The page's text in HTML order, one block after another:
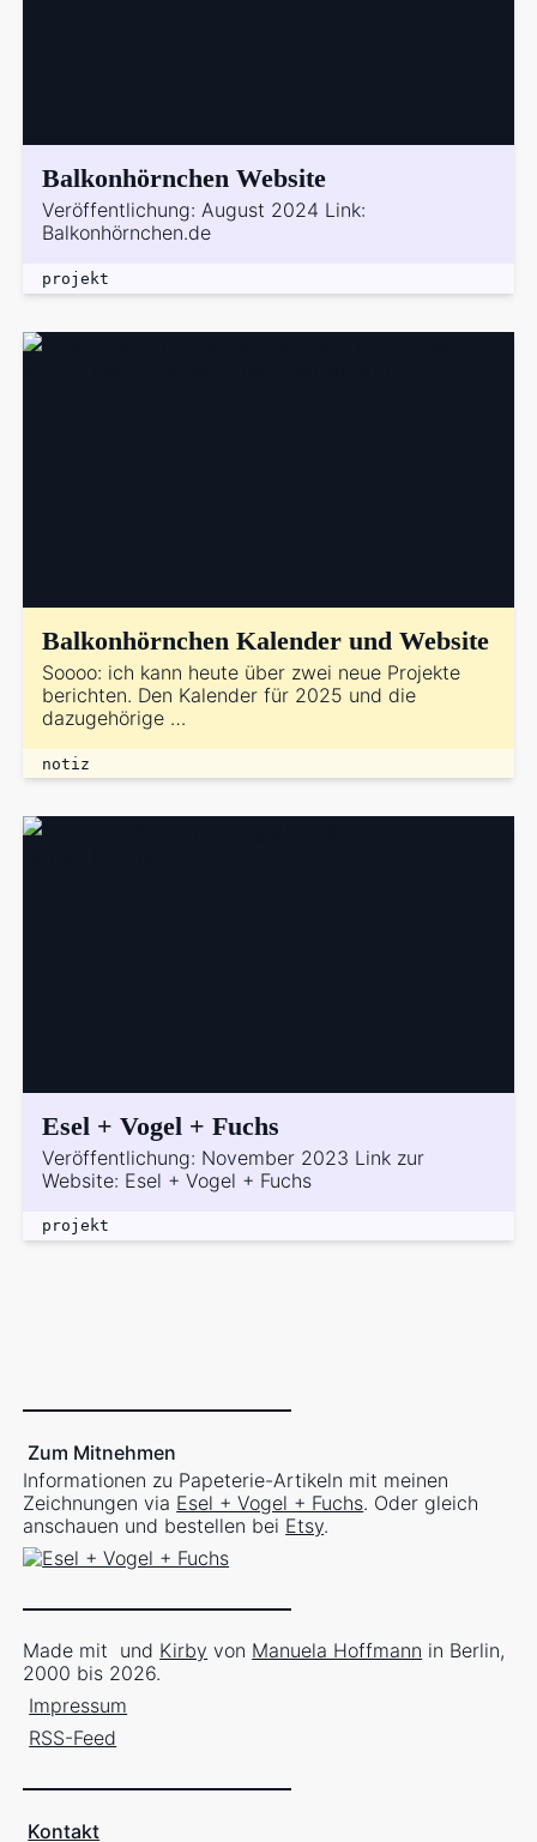
Balkonhörnchen Website
Veröffentlichung: August 2024 Link:
Balkonhörnchen.de
projekt
Balkonhörnchen Kalender und Website
Soooo: ich kann heute über zwei neue Projekte
berichten. Den Kalender für 2025 und die
dazugehörige …
notiz
Esel + Vogel + Fuchs
Veröffentlichung: November 2023 Link zur
Website: Esel + Vogel + Fuchs
projekt
Zum Mitnehmen
Informationen zu Papeterie-Artikeln mit meinen
Zeichnungen via Esel + Vogel + Fuchs. Oder gleich
anschauen und bestellen bei Etsy.
Made mit und Kirby von Manuela Hoffmann in Berlin,
2000 bis 2026.
Impressum
RSS-Feed
Kontakt